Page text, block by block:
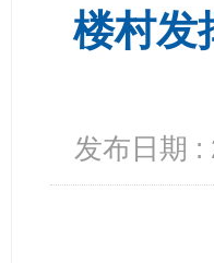
楼村发
发布日期 :